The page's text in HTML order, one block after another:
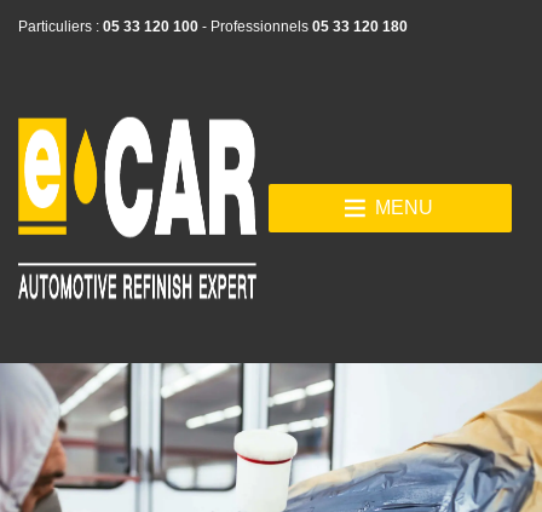
Particuliers : 05 33 120 100 - Professionnels 05 33 120 180
MENU